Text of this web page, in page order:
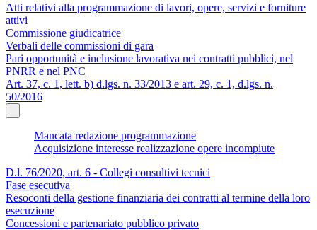
Atti relativi alla programmazione di lavori, opere, servizi e forniture
attivi
Commissione giudicatrice
Verbali delle commissioni di gara
Pari opportunità e inclusione lavorativa nei contratti pubblici, nel
PNRR e nel PNC
Art. 37, c. 1, lett. b) d.lgs. n. 33/2013 e art. 29, c. 1, d.lgs. n.
50/2016
Mancata redazione programmazione
Acquisizione interesse realizzazione opere incompiute
D.l. 76/2020, art. 6 - Collegi consultivi tecnici
Fase esecutiva
Resoconti della gestione finanziaria dei contratti al termine della loro
esecuzione
Concessioni e partenariato pubblico privato